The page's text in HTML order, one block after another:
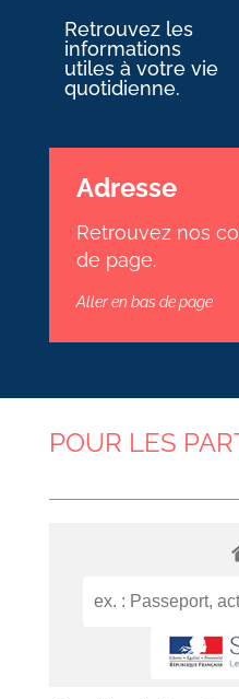
Retrouvez les
informations
utiles à votre vie
quotidienne.
Adresse
Retrouvez nos
de page.
Aller en bas de page
POUR LES